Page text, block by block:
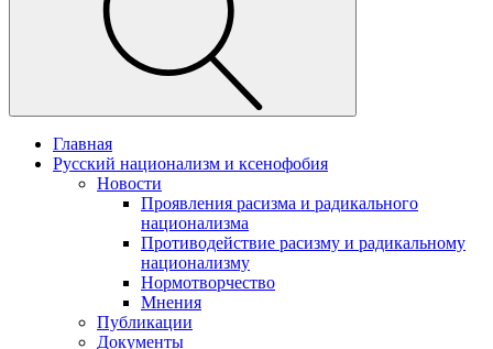
Главная
Русский национализм и ксенофобия
Новости
Проявления расизма и радикального
национализма
Противодействие расизму и радикальному
национализму
Нормотворчество
Мнения
Публикации
Документы